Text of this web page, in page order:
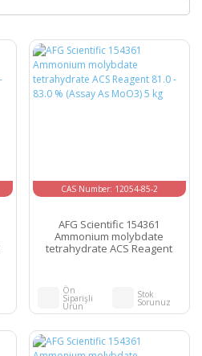
CAS Number: 12054-85-2
AFG Scientific 154361
Ammonium molybdate
tetrahydrate ACS Reagent
Ön
Siparişli
Ürün
Stok
Sorunuz